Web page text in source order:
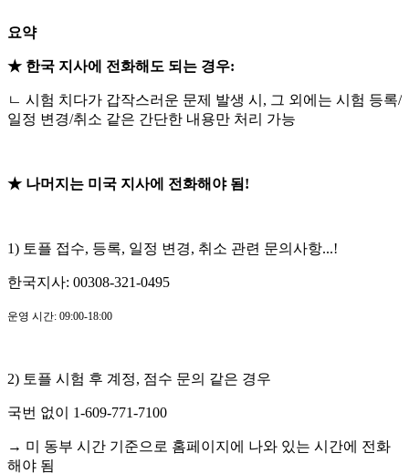
요약
★ 한국 지사에 전화해도 되는 경우:
ㄴ 시험 치다가 갑작스러운 문제 발생 시, 그 외에는 시험 등록/
일정 변경/취소 같은 간단한 내용만 처리 가능
★ 나머지는 미국 지사에 전화해야 됨!
1) 토플 접수, 등록, 일정 변경, 취소 관련 문의사항...!
한국지사: 00308-321-0495
운영 시간: 09:00-18:00
2) 토플 시험 후 계정, 점수 문의 같은 경우
국번 없이 1-609-771-7100
→ 미 동부 시간 기준으로 홈페이지에 나와 있는 시간에 전화
해야 됨